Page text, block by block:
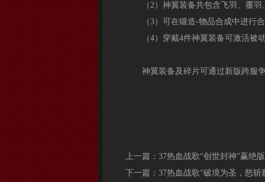
（2）神翼装备共包含飞羽、覆
（3）可在锻造-物品合成中进行
（4）穿戴4件神翼装备可激活被
神翼装备及碎片可通过新版跨服
上一篇： 37热血战歌“创世封神”赢绝
下一篇： 37热血战歌“破境为圣，怒斩